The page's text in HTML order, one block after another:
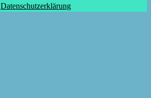
Datenschutzerklärung